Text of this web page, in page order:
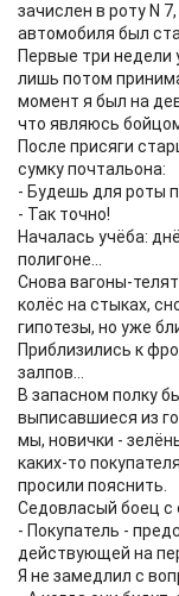
зачислен в роту N
автомобиля был
Первые три недели
лишь потом
момент я был на
что являюсь
После присяги
сумку почтальона:
- Будешь для роты
- Так точно!
Началась учёба:
полигоне...
Снова вагоны-
колёс на стыках,
гипотезы, но уже
Приблизились к
залпов...
В запасном полку
выписавшиеся из
мы, новички -
каких-то
просили пояснить.
Седовласый боец с
- Покупатель -
действующей на
Я не замедлил с